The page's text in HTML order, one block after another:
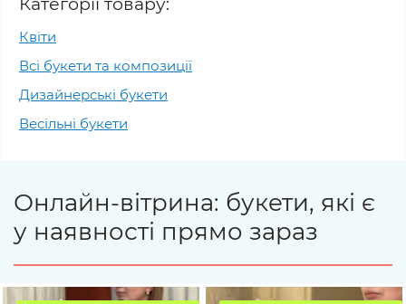
Квіти
Всі букети та композиції
Дизайнерські букети
Весільні букети
Онлайн-вітрина: букети, які є
у наявності прямо зараз